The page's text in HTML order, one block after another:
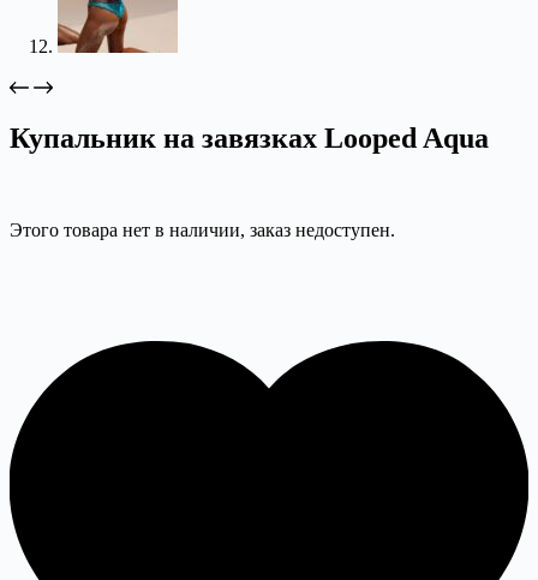
Купальник на завязках Looped Aqua
Этого товара нет в наличии, заказ недоступен.